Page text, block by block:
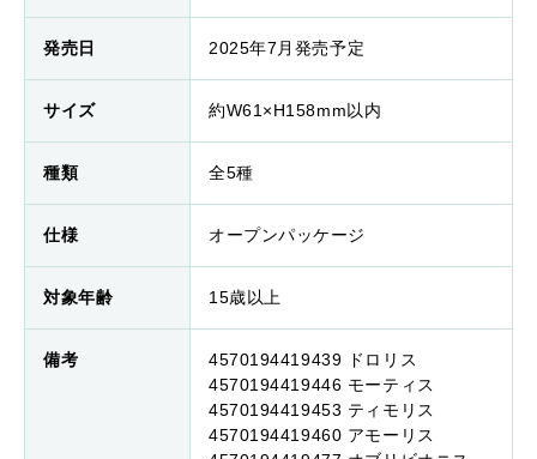
発売日 2025年7月発売予定
サイズ 約W61×H158mm以内
種類 全5種
仕様 オープンパッケージ
対象年齢 15歳以上
備考
4570194419439 ドロリス
4570194419446 モーティス
4570194419453 ティモリス
4570194419460 アモーリス